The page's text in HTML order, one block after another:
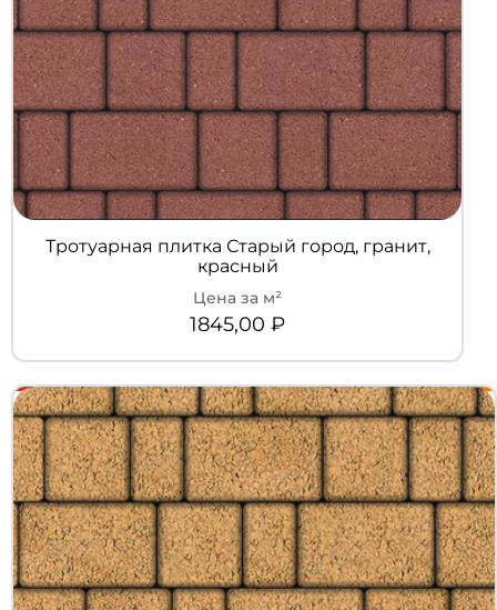
Тротуарная плитка Старый город, гранит,
красный
1845,00 ₽